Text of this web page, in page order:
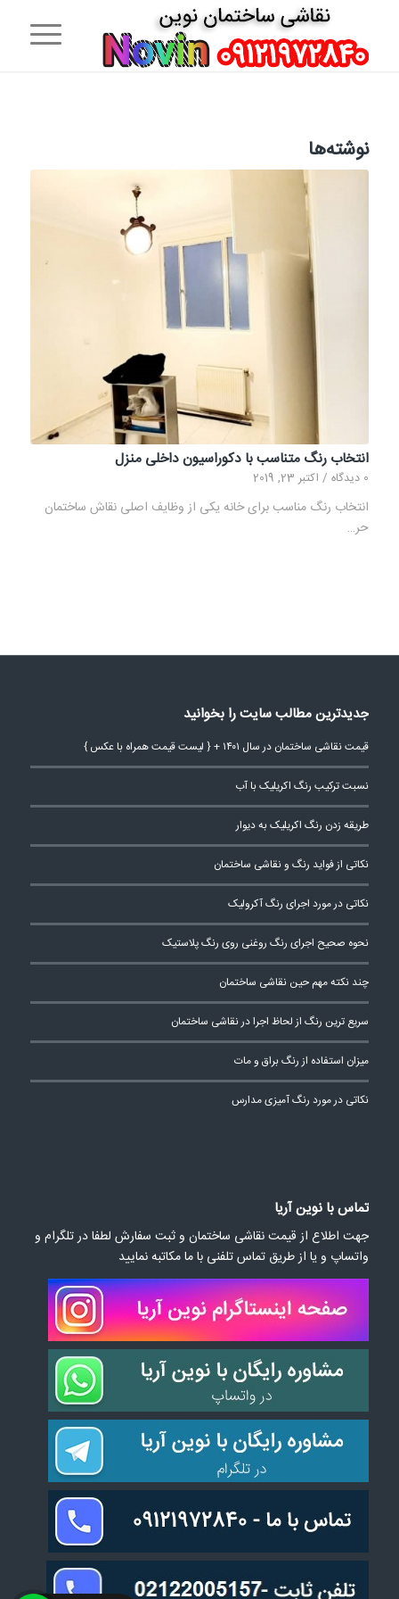
نوشته‌ها
انتخاب رنگ متناسب با دکوراسیون داخلی منزل
0 دیدگاه / اکتبر 23, 2019
انتخاب رنگ مناسب برای خانه یکی از وظایف اصلی نقاش ساختمان
حر…
جدیدترین مطالب سایت را بخوانید
قیمت نقاشی ساختمان در سال ۱۴۰۱ + { لیست قیمت همراه با عکس }
نسبت ترکیب رنگ اکریلیک با آب
طریقه زدن رنگ اکریلیک به دیوار
نکاتی از فواید رنگ و نقاشی ساختمان
نکاتی در مورد اجرای رنگ آکرولیک
نحوه صحیح اجرای رنگ روغنی روی رنگ پلاستیک
چند نکته مهم حین نقاشی ساختمان
سریع ترین رنگ از لحاظ اجرا در نقاشی ساختمان
میزان استفاده از رنگ براق و مات
نکاتی در مورد رنگ آمیزی مدارس
تماس با نوین آریا
جهت اطلاع از قیمت نقاشی ساختمان و ثبت سفارش لطفا در تلگرام و
واتساپ و یا از طریق تماس تلفنی با ما مکاتبه نمایید